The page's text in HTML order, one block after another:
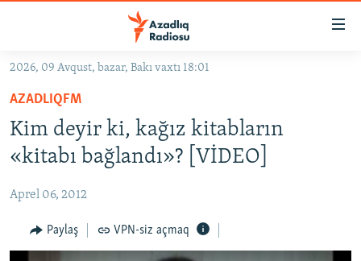
Əsas
qayıt
Əsas
naviqasiyaya
qayıt
Axtarışa
keç
#İZAHLA
KORRUPSIOMETR
FƏRQƏ BAX
QANUNI DOĞRU
2026, 09 Avqust, bazar, Bakı vaxtı 18:01
AZADLIQFM
Kim deyir ki, kağız kitabların
«kitabı bağlandı»? [VİDEO]
Aprel 06, 2012
Paylaş VPN-siz açmaq